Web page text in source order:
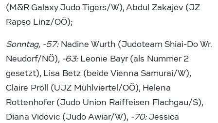
(M&R Galaxy Judo Tigers/W), Abdul Zakajev (JZ
Rapso Linz/OÖ);
Sonntag, -57: Nadine Wurth (Judoteam Shiai-Do Wr.
Neudorf/NÖ), -63: Leonie Bayr (als Nummer 2
gesetzt), Lisa Betz (beide Vienna Samurai/W),
Claire Pröll (UJZ Mühlviertel/OÖ), Helena
Rottenhofer (Judo Union Raiffeisen Flachgau/S),
Diana Vidovic (Judo Awiar/W), -70:Jessica